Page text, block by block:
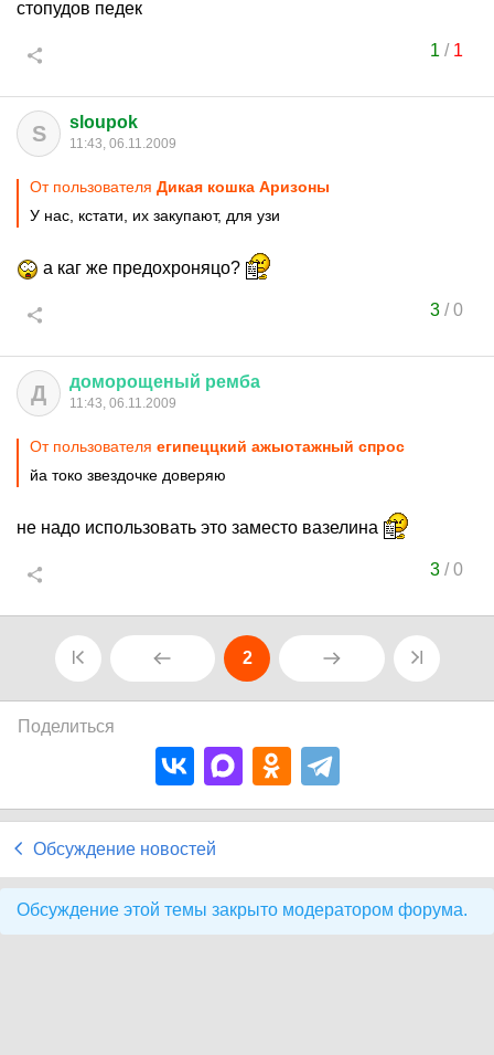
стопудов педек
1 / 1
S sloupok
11:43, 06.11.2009
От пользователя Дикая кошка Аризоны
У нас, кстати, их закупают, для узи
а каг же предохроняцо?
3/0
Д доморощеный ремба
11:43, 06.11.2009
От пользователя египеццкий ажыотажный спрос
йа токо звездочке доверяю
не надо использовать это заместо вазелина
3/0
2
Поделиться
Обсуждение новостей
Обсуждение этой темы закрыто модератором форума.